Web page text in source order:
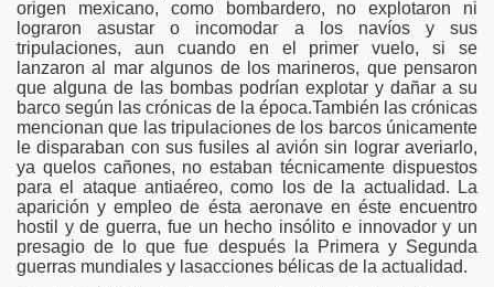
origen mexicano, como bombardero, no explotaron ni
lograron asustar o incomodar a los navíos y sus
tripulaciones, aun cuando en el primer vuelo, si se
lanzaron al mar algunos de los marineros, que pensaron
que alguna de las bombas podrían explotar y dañar a su
barco según las crónicas de la época.También las crónicas
mencionan que las tripulaciones de los barcos únicamente
le disparaban con sus fusiles al avión sin lograr averiarlo,
ya quelos cañones, no estaban técnicamente dispuestos
para el ataque antiaéreo, como los de la actualidad. La
aparición y empleo de ésta aeronave en éste encuentro
hostil y de guerra, fue un hecho insólito e innovador y un
presagio de lo que fue después la Primera y Segunda
guerras mundiales y lasacciones bélicas de la actualidad.